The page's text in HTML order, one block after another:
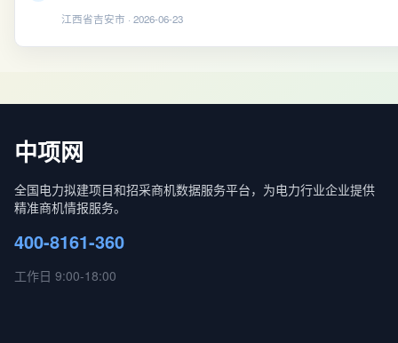
江西省吉安市 · 2026-06-23
中项网
全国电力拟建项目和招采商机数据服务平台，为电力行业企业提供
精准商机情报服务。
400-8161-360
工作日 9:00-18:00